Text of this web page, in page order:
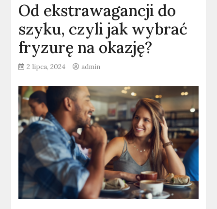
Od ekstrawagancji do
szyku, czyli jak wybrać
fryzurę na okazję?
2 lipca, 2024 admin